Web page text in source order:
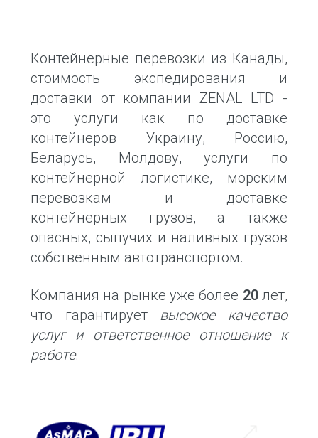
Контейнерные перевозки из Канады,
стоимость экспедирования и
доставки от компании ZENAL LTD -
это услуги как по доставке
контейнеров Украину, Россию,
Беларусь, Молдову, услуги по
контейнерной логистике, морским
перевозкам и доставке
контейнерных грузов, а также
опасных, сыпучих и наливных грузов
собственным автотранспортом.
Компания на рынке уже более 20лет,
что гарантирует высокое качество
услуг и ответственное отношение к
работе.